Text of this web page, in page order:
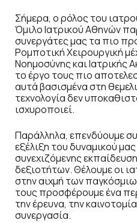
Σήμερα, ο ρόλος του
Όμιλο Ιατρικού Αθηνών
συνεργάτες μας τα πιο
Ρομποτική Χειρουργική
Νοημοσύνης και Ιατρικής
το έργο τους πιο
αυτά βασισμένα στη
τεχνολογία δεν
ισχυροποιεί.
Παράλληλα, επενδύουμε
εξέλιξη του δυναμικού
συνεχιζόμενης
δεξιοτήτων. Θέλουμε οι
στην αιχμή των
τους προσφέρουμε ένα
την έρευνα, την
συνεργασία.